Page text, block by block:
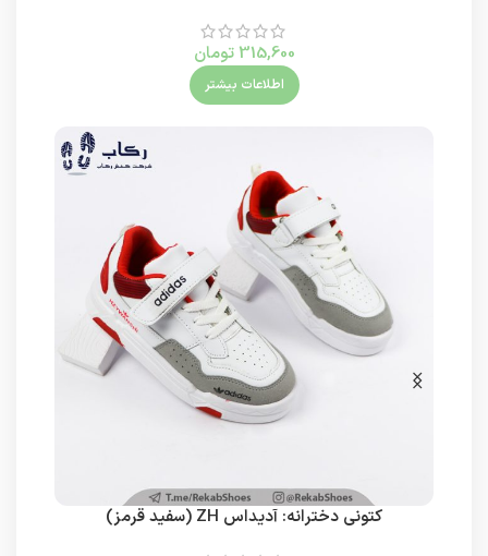
315,600 تومان
اطلاعات بیشتر
کتونی دخترانه: آدیداس ZH (سفید قرمز)